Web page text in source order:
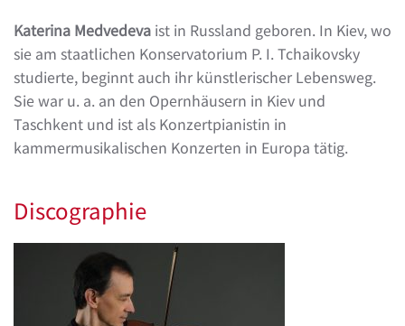
Katerina Medvedeva ist in Russland geboren. In Kiev, wo
sie am staatlichen Konservatorium P. I. Tchaikovsky
studierte, beginnt auch ihr künstlerischer Lebensweg.
Sie war u. a. an den Opernhäusern in Kiev und
Taschkent und ist als Konzertpianistin in
kammermusikalischen Konzerten in Europa tätig.
Discographie